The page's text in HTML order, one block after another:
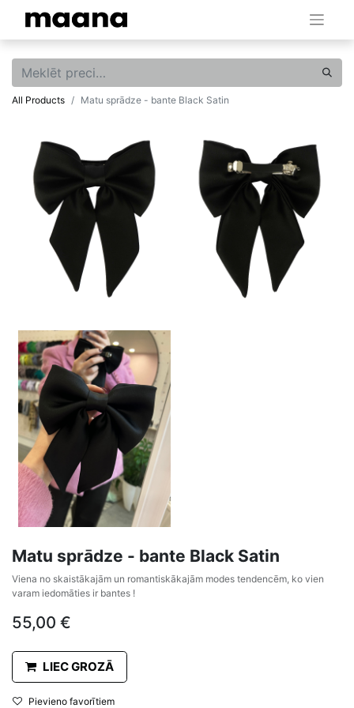
All Products Matu sprādze - bante Black Satin
Matu sprādze - bante Black Satin
Viena no skaistākajām un romantiskākajām modes tendencēm, ko vien
varam iedomāties ir bantes !
55,00 €
LIEC GROZĀ
Pievieno favorītiem